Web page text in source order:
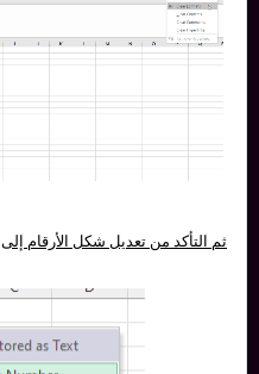
ثم التأكد من تعديل شكل الأرقام إلى